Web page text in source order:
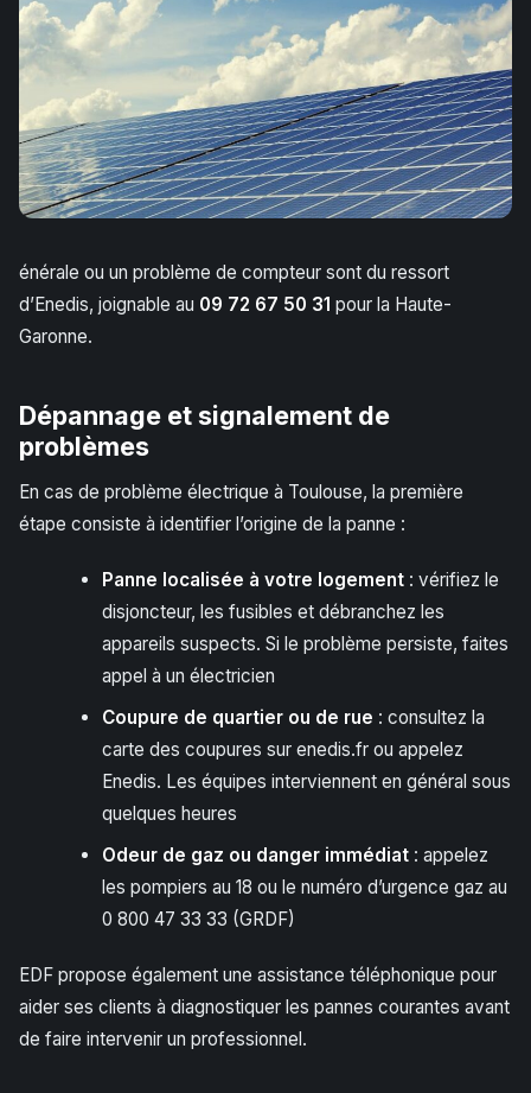
énérale ou un problème de compteur sont du ressort
d’Enedis, joignable au 09 72 67 50 31 pour la Haute-
Garonne.
Dépannage et signalement de
problèmes
En cas de problème électrique à Toulouse, la première
étape consiste à identifier l’origine de la panne :
Panne localisée à votre logement: vérifiez le
disjoncteur, les fusibles et débranchez les
appareils suspects. Si le problème persiste, faites
appel à un électricien
Coupure de quartier ou de rue : consultez la
carte des coupures sur enedis.fr ou appelez
Enedis. Les équipes interviennent en général sous
quelques heures
Odeur de gaz ou danger immédiat: appelez
les pompiers au 18 ou le numéro d’urgence gaz au
0 800 47 33 33 (GRDF)
EDF propose également une assistance téléphonique pour
aider ses clients à diagnostiquer les pannes courantes avant
de faire intervenir un professionnel.